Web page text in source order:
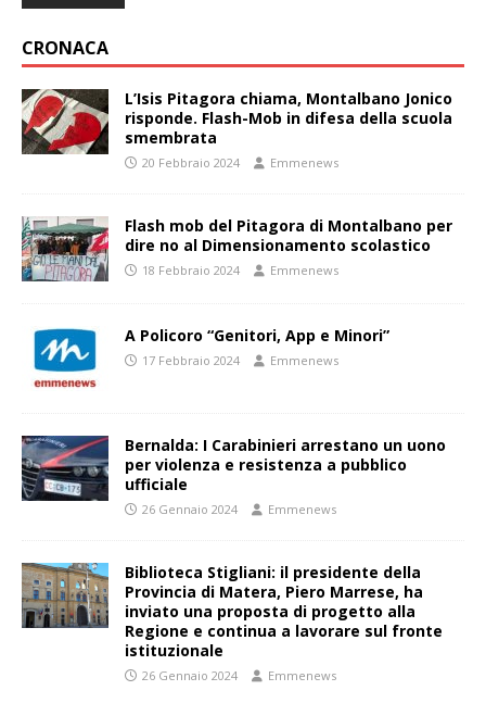
CRONACA
L’Isis Pitagora chiama, Montalbano Jonico
risponde. Flash-Mob in difesa della scuola
smembrata
20 Febbraio 2024 Emmenews
Flash mob del Pitagora di Montalbano per
dire no al Dimensionamento scolastico
18 Febbraio 2024 Emmenews
A Policoro “Genitori, App e Minori”
17 Febbraio 2024 Emmenews
Bernalda: I Carabinieri arrestano un uono
per violenza e resistenza a pubblico
ufficiale
26 Gennaio 2024 Emmenews
Biblioteca Stigliani: il presidente della
Provincia di Matera, Piero Marrese, ha
inviato una proposta di progetto alla
Regione e continua a lavorare sul fronte
istituzionale
26 Gennaio 2024 Emmenews